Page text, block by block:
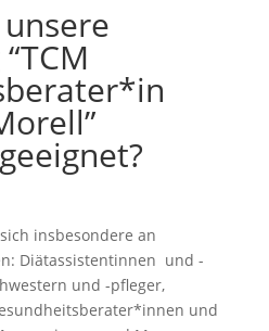
insbesondere an
Diätassistentinnen und -
und -pfleger,
und